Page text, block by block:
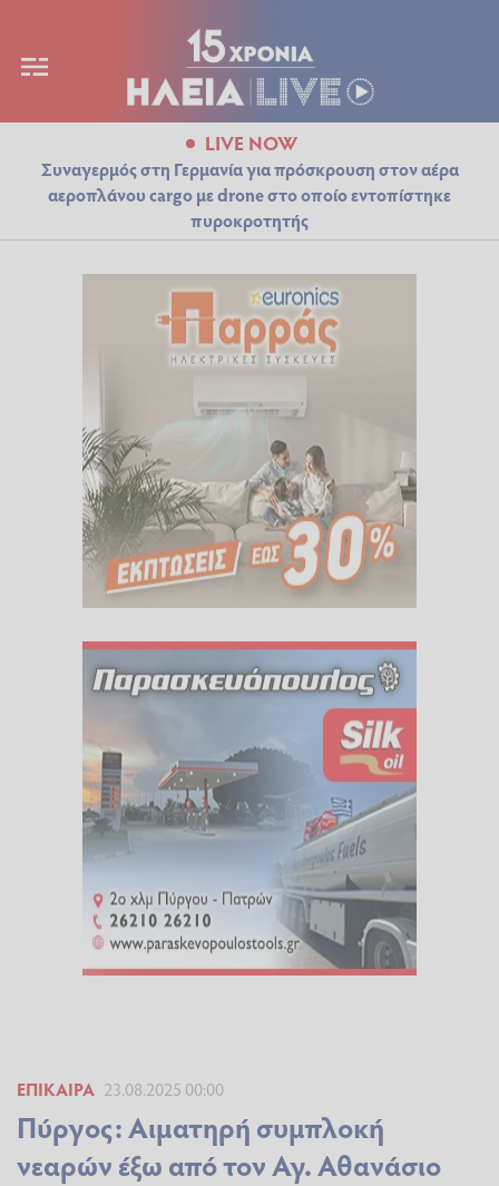
LIVE NOW
Συναγερμός στη Γερμανία για πρόσκρουση στον αέρα
αεροπλάνου cargo με drone στο οποίο εντοπίστηκε
πυροκροτητής
ΕΠΊΚΑΙΡΑ 23.08.2025 00:00
Πύργος: Αιματηρή συμπλοκή
νεαρών έξω από τον Αγ. Αθανάσιο